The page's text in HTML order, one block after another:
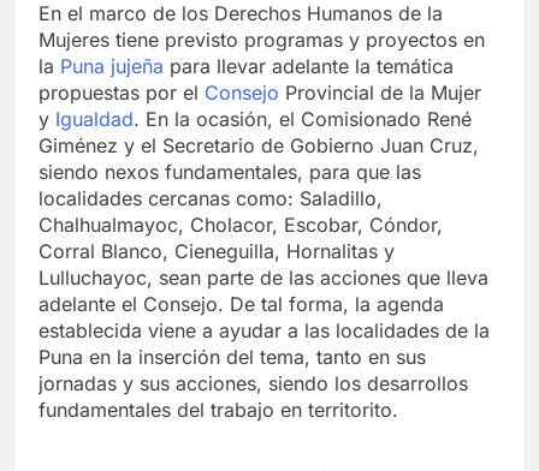
En el marco de los Derechos Humanos de la
Mujeres tiene previsto programas y proyectos en
la Puna jujeña para llevar adelante la temática
propuestas por el Consejo Provincial de la Mujer
y Igualdad. En la ocasión, el Comisionado René
Giménez y el Secretario de Gobierno Juan Cruz,
siendo nexos fundamentales, para que las
localidades cercanas como: Saladillo,
Chalhualmayoc, Cholacor, Escobar, Cóndor,
Corral Blanco, Cieneguilla, Hornalitas y
Lulluchayoc, sean parte de las acciones que lleva
adelante el Consejo. De tal forma, la agenda
establecida viene a ayudar a las localidades de la
Puna en la inserción del tema, tanto en sus
jornadas y sus acciones, siendo los desarrollos
fundamentales del trabajo en territorito.